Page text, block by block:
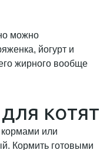
можно
йогурт и
жирного вообще
котят
или
Кормить готовыми